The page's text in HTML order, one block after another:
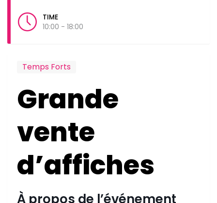
TIME
10:00 - 18:00
Temps Forts
Grande
vente
d’affiches
À propos de l’événement